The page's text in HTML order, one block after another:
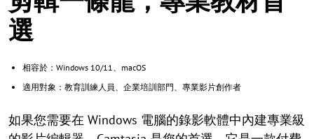
選
相容於：Windows 10/11、macOS
適用對象：教育訓練人員、企業培訓部門、專業影片創作者
如果您需要在 Windows 電腦的錄影軟體中內建專業級